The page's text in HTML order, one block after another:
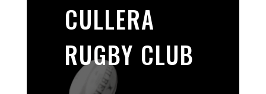
CULLERA
RUGBY CLUB